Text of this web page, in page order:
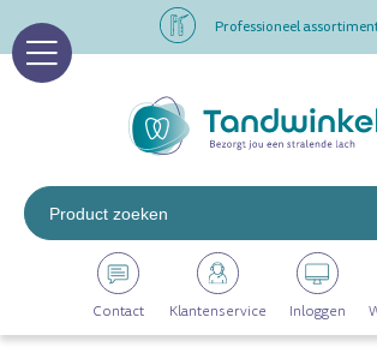
Professioneel
Op werkdagen voor 16.00 uur besteld,
Professioneel
Altijd op voorraad
Contact Klantenservice Inloggen